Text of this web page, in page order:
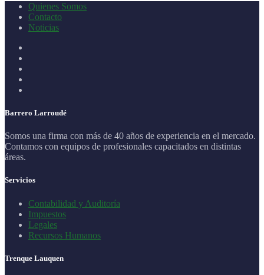
Quienes Somos
Contacto
Noticias
Barrero Larroudé
Somos una firma con más de 40 años de experiencia en el mercado.
Contamos con equipos de profesionales capacitados en distintas
áreas.
Servicios
Contabilidad y Auditoría
Impuestos
Legales
Recursos Humanos
Trenque Lauquen